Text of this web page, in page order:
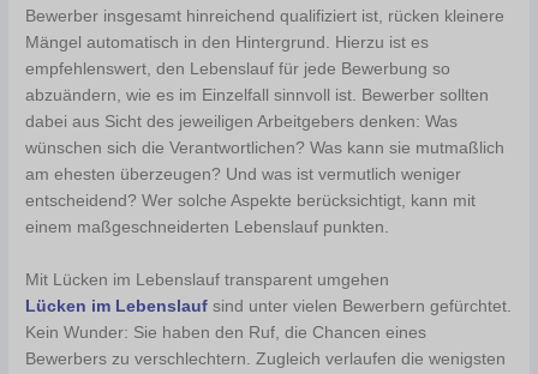
Bewerber insgesamt hinreichend qualifiziert ist, rücken kleinere
Mängel automatisch in den Hintergrund. Hierzu ist es
empfehlenswert, den Lebenslauf für jede Bewerbung so
abzuändern, wie es im Einzelfall sinnvoll ist. Bewerber sollten
dabei aus Sicht des jeweiligen Arbeitgebers denken: Was
wünschen sich die Verantwortlichen? Was kann sie mutmaßlich
am ehesten überzeugen? Und was ist vermutlich weniger
entscheidend? Wer solche Aspekte berücksichtigt, kann mit
einem maßgeschneiderten Lebenslauf punkten.
Mit Lücken im Lebenslauf transparent umgehen
Lücken im Lebenslauf sind unter vielen Bewerbern gefürchtet.
Kein Wunder: Sie haben den Ruf, die Chancen eines
Bewerbers zu verschlechtern. Zugleich verlaufen die wenigsten